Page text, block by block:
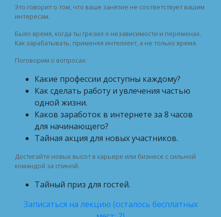
Это говорит о том, что ваше занятие не соответствует вашим
интересам.
Было время, когда ты грезил о независимости и переменах.
Как зарабатывать, применяя интеллект, а не только время.
Поговорим о вопросах:
Какие профессии доступны каждому?
Как сделать работу и увлечения частью
одной жизни.
Каков заработок в интернете за 8 часов
для начинающего?
Тайная акция для новых участников.
Достигайте новых высот в карьере или бизнесе с сильной
командой за спиной.
Тайный приз для гостей.
Записаться на лекцию (осталось бесплатных